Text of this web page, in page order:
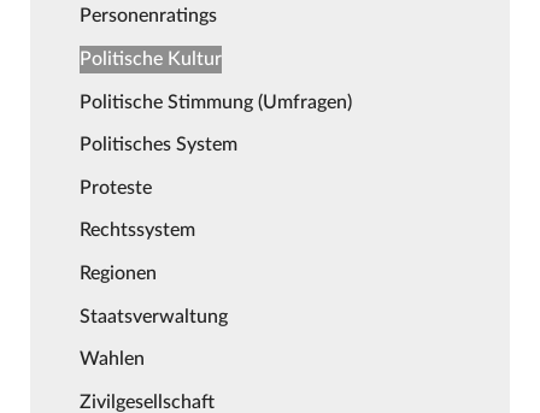
Personenratings
Politische Kultur
Politische Stimmung (Umfragen)
Politisches System
Proteste
Rechtssystem
Regionen
Staatsverwaltung
Wahlen
Zivilgesellschaft